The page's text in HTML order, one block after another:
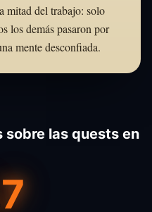
mitad del trabajo: solo
los demás pasaron por
mente desconfiada.
sobre las quests en